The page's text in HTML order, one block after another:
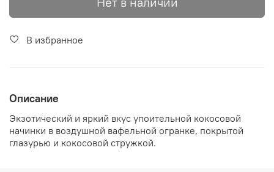
В избранное
Описание
Экзотический и яркий вкус упоительной кокосовой
начинки в воздушной вафельной огранке, покрытой
глазурью и кокосовой стружкой.